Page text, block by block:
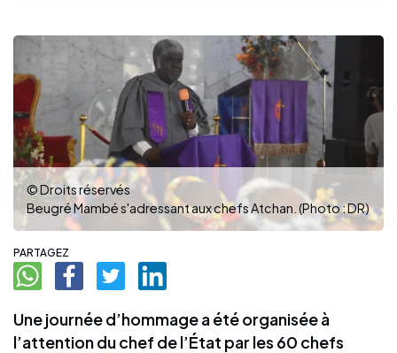
© Droits réservés
Beugré Mambé s'adressant aux chefs Atchan. (Photo : DR)
PARTAGEZ
Une journée d’hommage a été organisée à
l’attention du chef de l’État par les 60 chefs